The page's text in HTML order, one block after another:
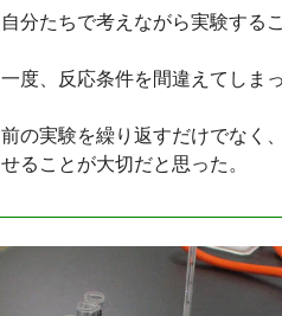
自分たちで考えながら実験する
一度、反応条件を間違えてしま
前の実験を繰り返すだけでなく
せることが大切だと思った。